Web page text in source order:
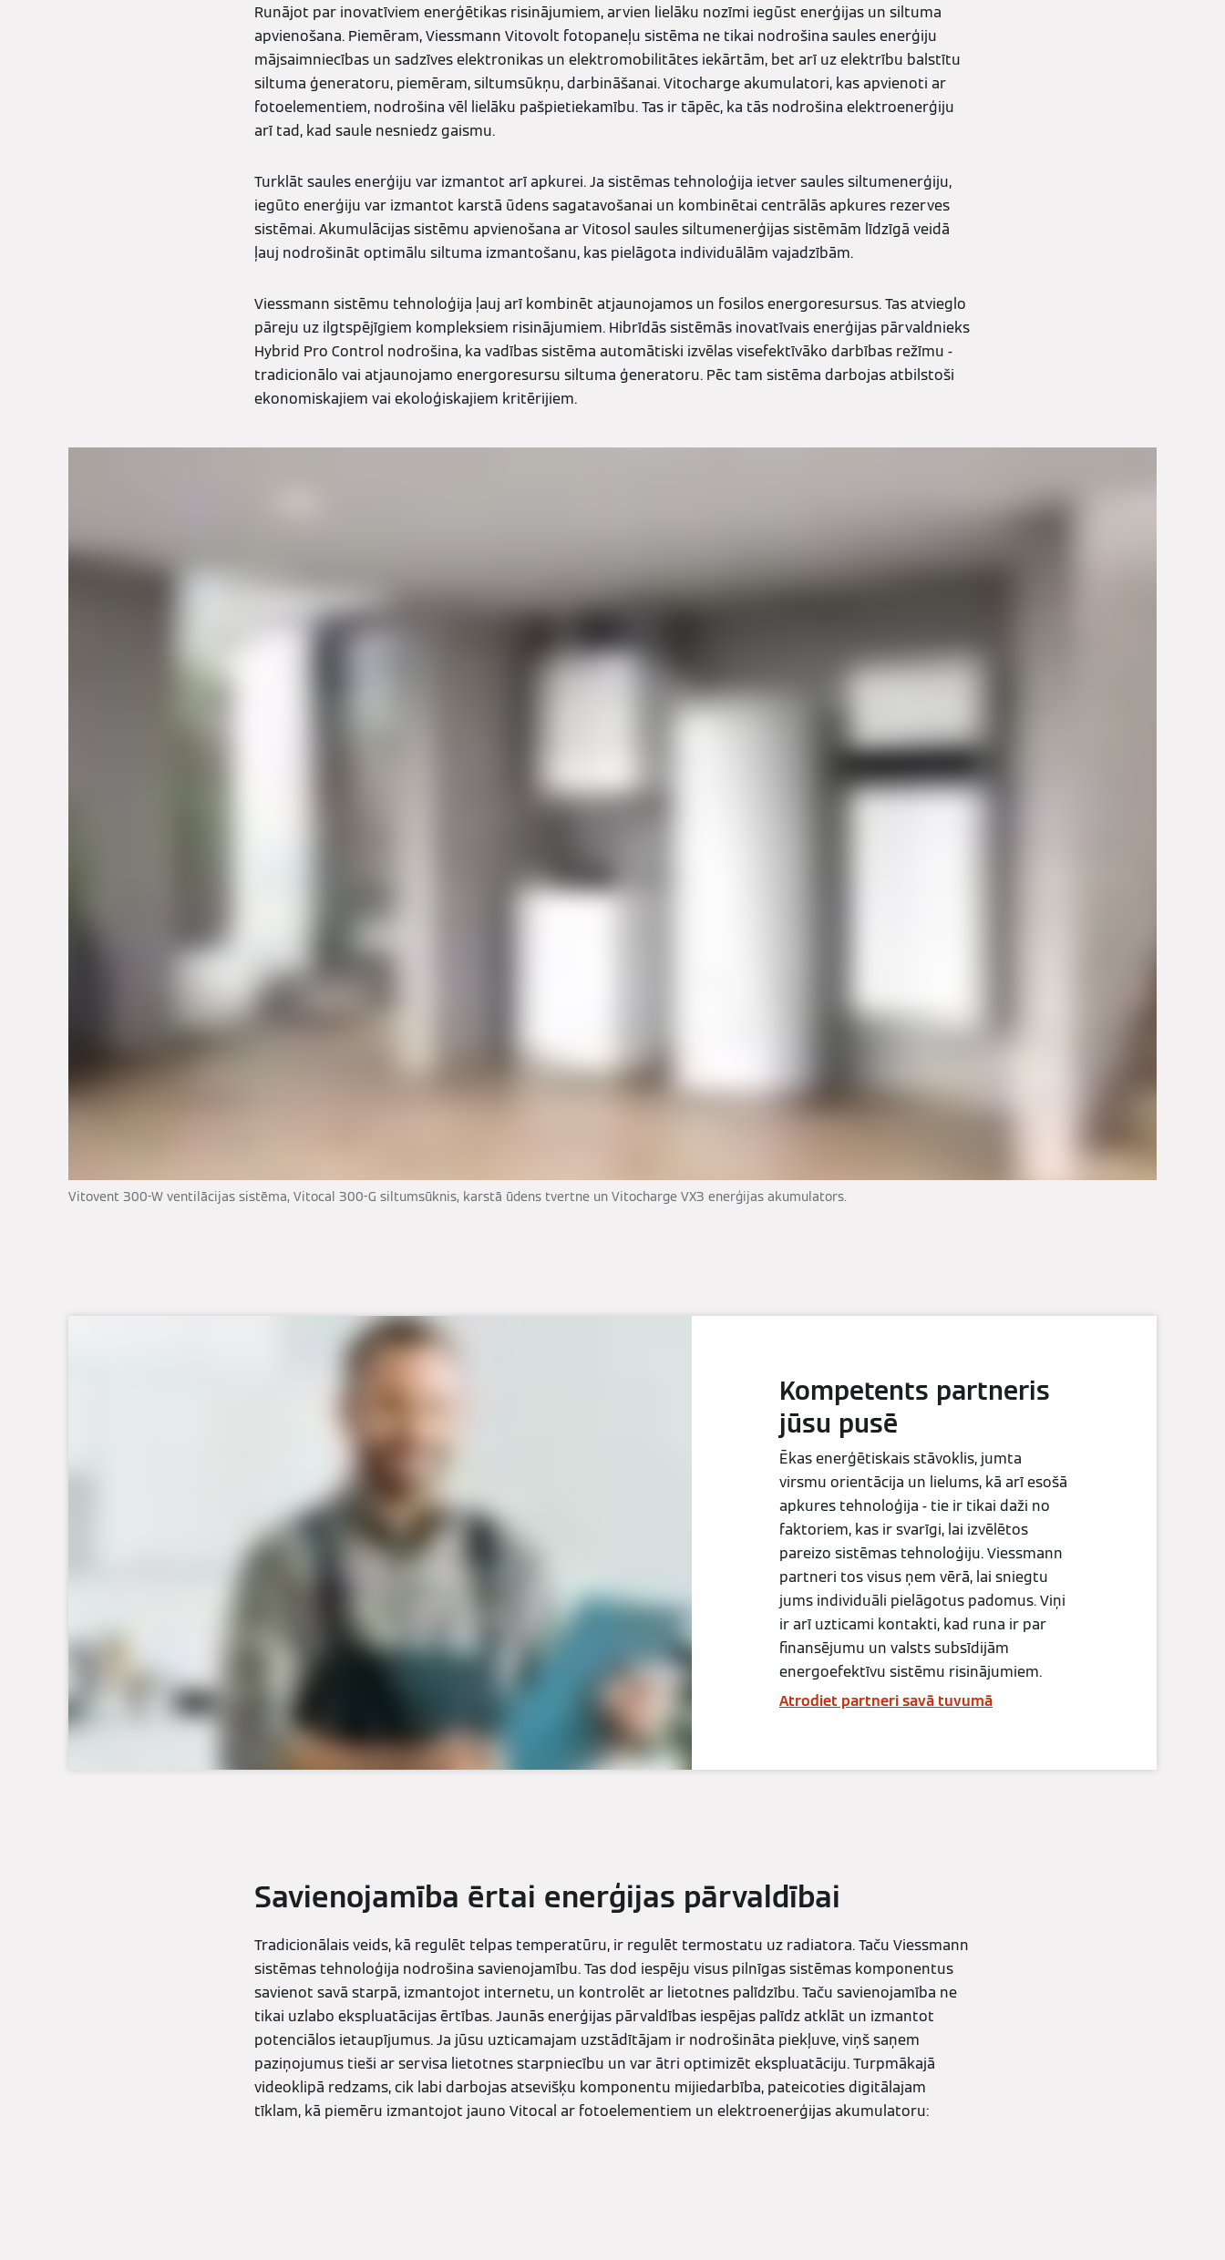
Runājot par inovatīviem enerģētikas risinājumiem, arvien lielāku nozīmi iegūst enerģijas un siltuma
apvienošana. Piemēram, Viessmann Vitovolt fotopaneļu sistēma ne tikai nodrošina saules enerģiju
mājsaimniecības un sadzīves elektronikas un elektromobilitātes iekārtām, bet arī uz elektrību balstītu
siltuma ģeneratoru, piemēram, siltumsūkņu, darbināšanai. Vitocharge akumulatori, kas apvienoti ar
fotoelementiem, nodrošina vēl lielāku pašpietiekamību. Tas ir tāpēc, ka tās nodrošina elektroenerģiju
arī tad, kad saule nesniedz gaismu.
Turklāt saules enerģiju var izmantot arī apkurei. Ja sistēmas tehnoloģija ietver saules siltumenerģiju,
iegūto enerģiju var izmantot karstā ūdens sagatavošanai un kombinētai centrālās apkures rezerves
sistēmai. Akumulācijas sistēmu apvienošana ar Vitosol saules siltumenerģijas sistēmām līdzīgā veidā
ļauj nodrošināt optimālu siltuma izmantošanu, kas pielāgota individuālām vajadzībām.
Viessmann sistēmu tehnoloģija ļauj arī kombinēt atjaunojamos un fosilos energoresursus. Tas atvieglo
pāreju uz ilgtspējīgiem kompleksiem risinājumiem. Hibrīdās sistēmās inovatīvais enerģijas pārvaldnieks
Hybrid Pro Control nodrošina, ka vadības sistēma automātiski izvēlas visefektīvāko darbības režīmu -
tradicionālo vai atjaunojamo energoresursu siltuma ģeneratoru. Pēc tam sistēma darbojas atbilstoši
ekonomiskajiem vai ekoloģiskajiem kritērijiem.
Vitovent 300-W ventilācijas sistēma, Vitocal 300-G siltumsūknis, karstā ūdens tvertne un Vitocharge VX3 enerģijas akumulators.
Kompetents partneris
jūsu pusē
Ēkas enerģētiskais stāvoklis, jumta
virsmu orientācija un lielums, kā arī esošā
apkures tehnoloģija - tie ir tikai daži no
faktoriem, kas ir svarīgi, lai izvēlētos
pareizo sistēmas tehnoloģiju. Viessmann
partneri tos visus ņem vērā, lai sniegtu
jums individuāli pielāgotus padomus. Viņi
ir arī uzticami kontakti, kad runa ir par
finansējumu un valsts subsīdijām
energoefektīvu sistēmu risinājumiem.
Atrodiet partneri savā tuvumā
Savienojamība ērtai enerģijas pārvaldībai
Tradicionālais veids, kā regulēt telpas temperatūru, ir regulēt termostatu uz radiatora. Taču Viessmann
sistēmas tehnoloģija nodrošina savienojamību. Tas dod iespēju visus pilnīgas sistēmas komponentus
savienot savā starpā, izmantojot internetu, un kontrolēt ar lietotnes palīdzību. Taču savienojamība ne
tikai uzlabo ekspluatācijas ērtības. Jaunās enerģijas pārvaldības iespējas palīdz atklāt un izmantot
potenciālos ietaupījumus. Ja jūsu uzticamajam uzstādītājam ir nodrošināta piekļuve, viņš saņem
paziņojumus tieši ar servisa lietotnes starpniecību un var ātri optimizēt ekspluatāciju. Turpmākajā
videoklipā redzams, cik labi darbojas atsevišķu komponentu mijiedarbība, pateicoties digitālajam
tīklam, kā piemēru izmantojot jauno Vitocal ar fotoelementiem un elektroenerģijas akumulatoru: